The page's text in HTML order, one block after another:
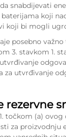
snabdijevati
koji
koji bi mogli
posebno
3. stavkom 1.
za utvrđivanje
rezervne
točkom (a)
za proizvodnju